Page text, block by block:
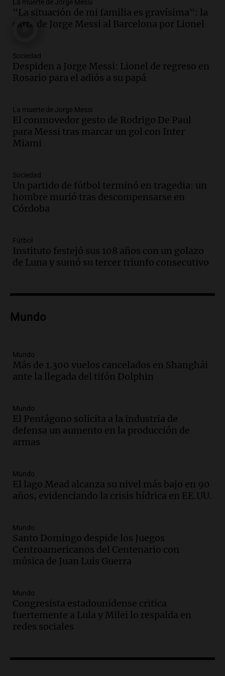
Audio.Tragedia en Mendoza: un muerto
y cinco heridos tras caer dos autos desde
un puente
Audio.Messi llegará esta noche a
Rosario para acompañar a su familia
Episodios
Audio.Ley de Propiedad Privada: el revés
en el Congreso expuso una debilidad
comunicacional del Gobierno
Episodios
Audio.Casabindo se prepara para una
celebración única: 30.000 turistas y el
tradicional Toreo de la Vincha
Audio.Borges, abogada de Pourrain:
"Tres hombres se lo llevaron para
hacerle preguntas y nunca regresó"
Episodios
metros del río Suquía y retiraron hasta
Episodios
Audio.La historia de la servilleta que
firmó Jorge Messi para el primer
Episodios
Audio. Joan Gaspart: "Sin Jorge, no sé si
Messi hubiera llegado adonde llegó"
Audio.El orgullo y el sueño argentino de
Jorge Messi en una entrevista con Rony
Episodios
Audio.El abuelo de Agostina Vega, tras
las nuevas detenciones: "En esa casa
Episodios
Audio.Una nutricionista derribó el mito
del desayuno ideal: qué alimentos
conviene priorizar
La muerte de Jorge Messi
"La situación de mi familia es gravísima": la
carta de Jorge Messi al Barcelona por Lionel
Sociedad
Despiden a Jorge Messi: Lionel de regreso en
Rosario para el adiós a su papá
La muerte de Jorge Messi
El conmovedor gesto de Rodrigo De Paul
para Messi tras marcar un gol con Inter
Miami
Sociedad
Un partido de fútbol terminó en tragedia: un
hombre murió tras descompensarse en
Córdoba
Fútbol
Instituto festejó sus 108 años con un golazo
de Luna y sumó su tercer triunfo consecutivo
Mundo
Mundo
Más de 1.300 vuelos cancelados en Shanghái
ante la llegada del tifón Dolphin
Mundo
El Pentágono solicita a la industria de
defensa un aumento en la producción de
armas
Mundo
El lago Mead alcanza su nivel más bajo en 90
años, evidenciando la crisis hídrica en EE.UU.
Mundo
Santo Domingo despide los Juegos
Centroamericanos del Centenario con
música de Juan Luis Guerra
Mundo
Congresista estadounidense critica
fuertemente a Lula y Milei lo respalda en
redes sociales